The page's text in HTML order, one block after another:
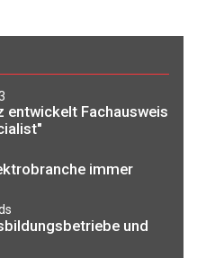
entwickelt Fachausweis
immer
und